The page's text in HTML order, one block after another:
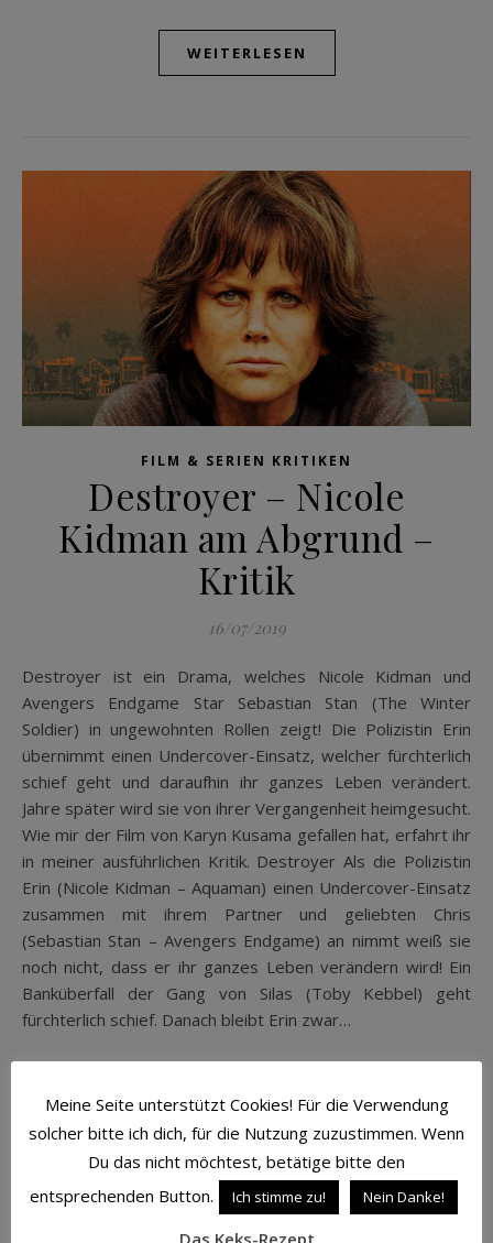
WEITERLESEN
FILM & SERIEN KRITIKEN
Destroyer – Nicole
Kidman am Abgrund –
Kritik
16/07/2019
Destroyer ist ein Drama, welches Nicole Kidman und
Avengers Endgame Star Sebastian Stan (The Winter
Soldier) in ungewohnten Rollen zeigt! Die Polizistin Erin
übernimmt einen Undercover-Einsatz, welcher fürchterlich
schief geht und daraufhin ihr ganzes Leben verändert.
Jahre später wird sie von ihrer Vergangenheit heimgesucht.
Wie mir der Film von Karyn Kusama gefallen hat, erfahrt ihr
in meiner ausführlichen Kritik. Destroyer Als die Polizistin
Erin (Nicole Kidman – Aquaman) einen Undercover-Einsatz
zusammen mit ihrem Partner und geliebten Chris
(Sebastian Stan – Avengers Endgame) an nimmt weiß sie
noch nicht, dass er ihr ganzes Leben verändern wird! Ein
Banküberfall der Gang von Silas (Toby Kebbel) geht
fürchterlich schief. Danach bleibt Erin zwar…
WEITERLESEN
Meine Seite unterstützt Cookies! Für die Verwendung
solcher bitte ich dich, für die Nutzung zuzustimmen. Wenn
Du das nicht möchtest, betätige bitte den
entsprechenden Button.
Ich stimme zu! Nein Danke!
Das Keks-Rezept